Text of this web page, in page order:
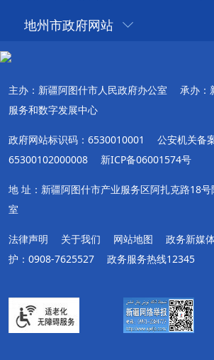
地州市政府网站
主办：新疆阿图什市人民政府办公室
承办：
服务和数字发展中心
政府网站标识码：6530010001
公安机关备
65300102000008
新ICP备06001574号
地 址：新疆阿图什市产业服务区阿扎克路18
室
法律声明 关于我们 网站地图 政务新媒
护：0908-7625527
政务服务热线12345